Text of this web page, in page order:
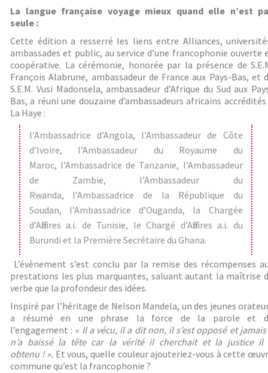
La langue française voyage mieux quand elle n’est
seule :
Cette édition a resserré les liens entre Alliances,
ambassades et public, au service d’une francophonie ouverte
coopérative. La cérémonie, honorée par la présence de
François Alabrune, ambassadeur de France aux Pays-Bas, et
S.E.M. Vusi Madonsela, ambassadeur d’Afrique du Sud aux
Bas, a réuni une douzaine d’ambassadeurs africains accrédités
La Haye :
l’Ambassadrice d’Angola, l’Ambassadeur de Côte
d’Ivoire, l’Ambassadeur du Royaume du
Maroc, l’Ambassadrice de Tanzanie, l’Ambassadeur
de Zambie, l’Ambassadeur du
Rwanda, l’Ambassadrice de la République du
Soudan, l’Ambassadrice d’Ouganda, la Chargée
d’Affaires a.i. de Tunisie, le Chargé d’Affaires a.i. du
Burundi et la Première Secrétaire du Ghana.
L’évènement s’est conclu par la remise des récompenses
prestations les plus marquantes, saluant autant la maîtrise
verbe que la profondeur des idées.
Inspiré par l’héritage de Nelson Mandela, un des jeunes
a résumé en une phrase la force de la parole et
l’engagement : « Il a vécu, il a dit non, il s’est opposé et
n’a baissé la tête car la vérité il cherchait et la justice il
obtenu ! ». Et vous, quelle couleur ajouteriez-vous à cette
commune qu’est la francophonie ?